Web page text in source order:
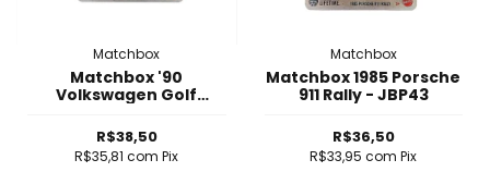
Matchbox
Matchbox '90
Volkswagen Golf
R$38,50
R$35,81com Pix
Matchbox
Matchbox 1985 Porsche
911 Rally - JBP43
R$36,50
R$33,95com Pix